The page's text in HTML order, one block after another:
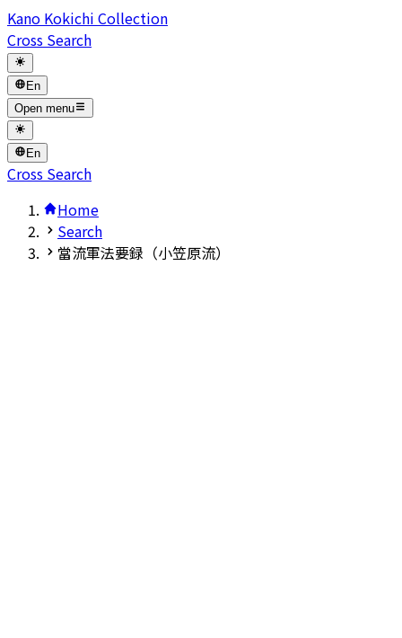
Kano Kokichi Collection
Cross Search
En
Open menu
En
Cross Search
Home
Search
當流軍法要録（小笠原流）